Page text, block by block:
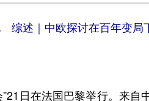
综述｜中欧探讨在百年变局
日在法国巴黎举行。来自